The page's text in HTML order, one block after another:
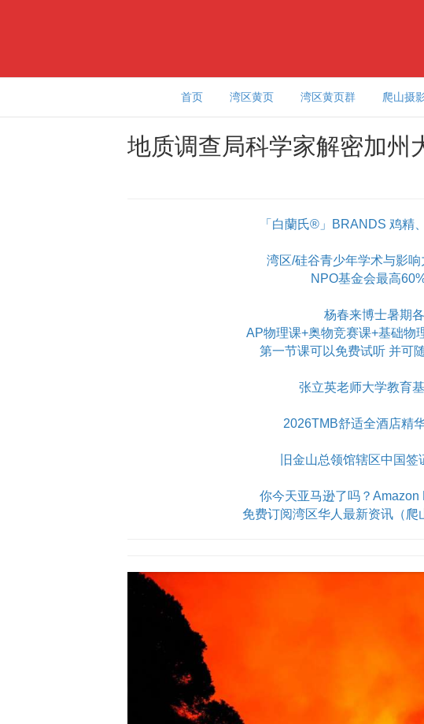
首页 湾区黄页 湾区黄页群 爬山摄
地质调查局科学家解密加州
「白蘭氏®」BRANDS 鸡精
湾区/硅谷青少年学术与影
NPO基金会最高
杨春来博士暑期
AP物理课+奥物竞赛课+基础物
第一节课可以免费试听 并可
张立英老师大学教育
2026TMB舒适全酒店精
旧金山总领馆辖区中国签
你今天亚马逊了吗？Amazon
免费订阅湾区华人最新资讯（爬